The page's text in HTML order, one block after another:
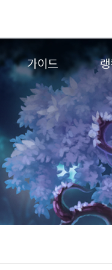
가이드
게임정보
직업소개
확률형 아이템
NEXON NOW
추가정보
월드
컨텐